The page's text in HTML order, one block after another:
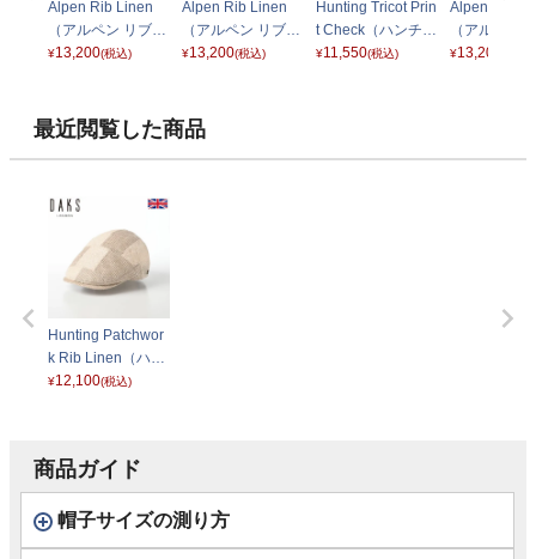
Alpen Rib Linen
（アルペン リブリ
ネン） D1728 ベ
¥13,200(税込)
Alpen Rib Linen
（アルペン リブリ
ネン） D1728 ネ
¥13,200(税込)
Hunting Tricot Prin
t Check（ハンチン
グ トリコットプリ
¥11,550(税込)
Alpen Rib
（アルペン
ネン）
¥13,200
最近閲覧した商品
Hunting Patchwor
k Rib Linen（ハン
チング パッチワー
¥12,100(税込)
商品ガイド
帽子サイズの測り方